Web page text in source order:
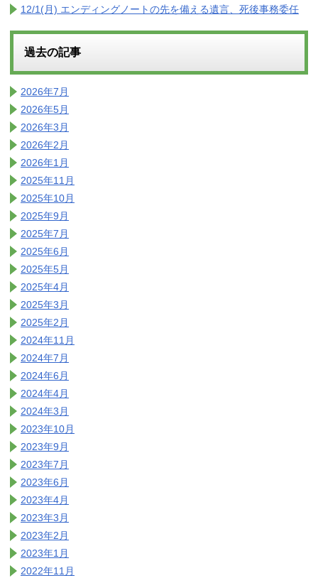
12/1(月) エンディングノートの先を備える遺言、死後事務委任
過去の記事
2026年7月
2026年5月
2026年3月
2026年2月
2026年1月
2025年11月
2025年10月
2025年9月
2025年7月
2025年6月
2025年5月
2025年4月
2025年3月
2025年2月
2024年11月
2024年7月
2024年6月
2024年4月
2024年3月
2023年10月
2023年9月
2023年7月
2023年6月
2023年4月
2023年3月
2023年2月
2023年1月
2022年11月